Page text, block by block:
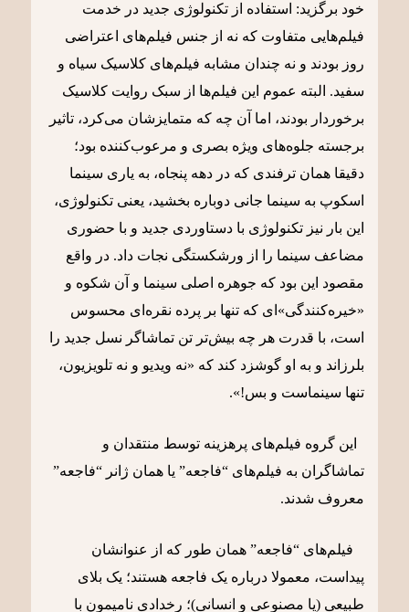
خود برگزید: استفاده از تکنولوژی جدید در خدمت
فیلم‌هایی متفاوت که نه از جنس فیلم‌های اعتراضی
روز بودند و نه چندان مشابه فیلم‌های کلاسیک سیاه و
سفید. البته عموم این فیلم‌‌ها از سبک روایت کلاسیک
برخوردار بودند، اما آن چه که متمایزشان می‌کرد، تاثیر
برجسته جلوه‌های ویژه بصری و مرعوب‌کننده بود؛
دقیقا همان ترفندی که در دهه پنجاه، به یاری سینما‌
اسکوپ به سینما جانی دوباره بخشید، یعنی تکنولوژی،
این بار نیز تکنولوژی با دستاوردی جدید و با حضوری
مضاعف سینما را از ورشکستگی نجات داد. در واقع
مقصود این بود که جوهره اصلی سینما و آن شکوه و
«خیره‌کنندگی»ای که تنها بر پرده نقره‌ای محسوس
است، با قدرت هر چه بیش‌‌تر تن تماشاگر نسل جدید را
بلرزاند و به او گوشزد کند که «نه ویدیو و نه تلویزیون،
تنها سینماست و بس!».
این گروه فیلم‌های پرهزینه توسط منتقدان و
تماشاگران به فیلم‌های “فاجعه” یا همان ژانر “فاجعه”
معروف شدند.
فیلم‌های “فاجعه” همان طور که از عنوانشان
پیداست، معمولا درباره یک فاجعه هستند؛ یک بلای
طبیعی (یا مصنوعی و انسانی)؛ رخدادی نامیمون با